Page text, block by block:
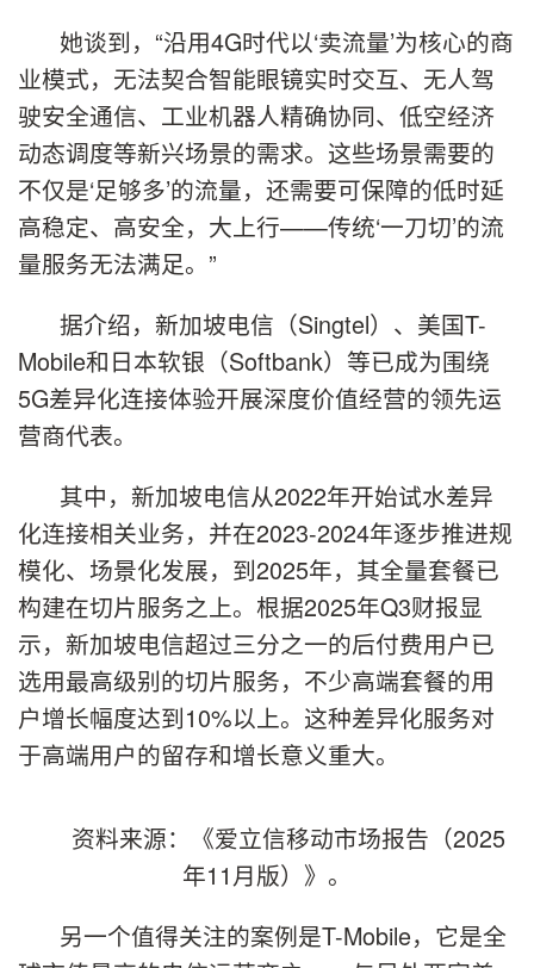
她谈到，“沿用4G时代以‘卖流量’为核心的商
业模式，无法契合智能眼镜实时交互、无人驾
驶安全通信、工业机器人精确协同、低空经济
动态调度等新兴场景的需求。这些场景需要的
不仅是‘足够多’的流量，还需要可保障的低时延
高稳定、高安全，大上行——传统‘一刀切’的流
量服务无法满足。”
据介绍，新加坡电信（Singtel）、美国T-
Mobile和日本软银（Softbank）等已成为围绕
5G差异化连接体验开展深度价值经营的领先运
营商代表。
其中，新加坡电信从2022年开始试水差异
化连接相关业务，并在2023-2024年逐步推进规
模化、场景化发展，到2025年，其全量套餐已
构建在切片服务之上。根据2025年Q3财报显
示，新加坡电信超过三分之一的后付费用户已
选用最高级别的切片服务，不少高端套餐的用
户增长幅度达到10%以上。这种差异化服务对
于高端用户的留存和增长意义重大。
资料来源：《爱立信移动市场报告（2025
年11月版）》。
另一个值得关注的案例是T-Mobile，它是全